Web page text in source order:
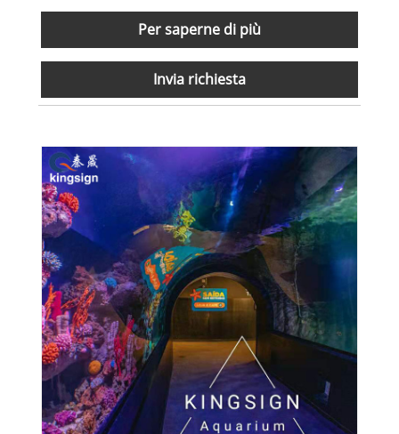
Per saperne di più
Invia richiesta